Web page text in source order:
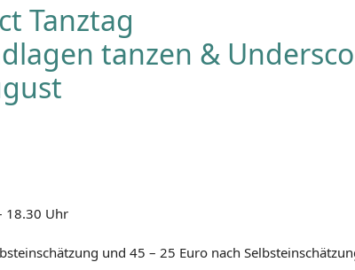
Tanztag
tanzen &
18.30 Uhr
und 45 – 25 Euro nach